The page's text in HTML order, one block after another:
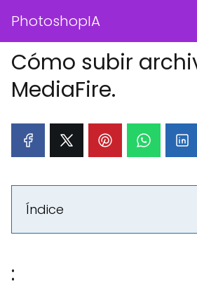
PhotoshopIA
Cómo subir
MediaFire.
Índice
: